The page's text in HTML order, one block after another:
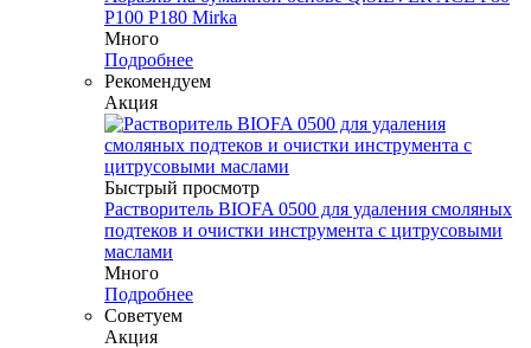
P100 P180 Mirka
Много
Подробнее
Рекомендуем
Акция
Быстрый просмотр
Растворитель BIOFA 0500 для удаления смоляных
подтеков и очистки инструмента с цитрусовыми
маслами
Много
Подробнее
Советуем
Акция